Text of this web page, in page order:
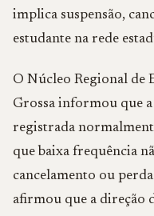
implica suspensão,
estudante na rede
O Núcleo Regional de
Grossa informou que
registrada
que baixa frequência
cancelamento ou
afirmou que a direção